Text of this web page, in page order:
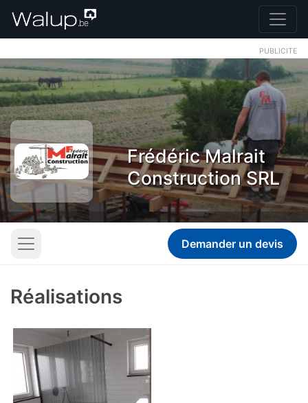
PUBLICITE
Frédéric Malrait
Construction SRL
Demander un devis
Réalisations